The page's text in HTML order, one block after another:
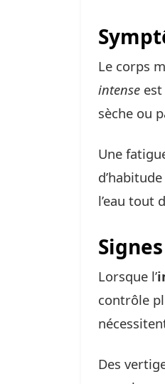
Le corps
intense
sèche ou
Une
l’eau tout
Lorsque l’
contrôle
Des